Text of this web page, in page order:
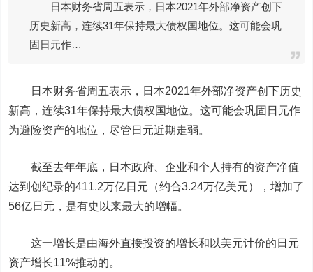
日本财务省周五表示，日本2021年外部净资产创下
历史新高，连续31年保持最大债权国地位。这可能会巩
固日元作…
日本财务省周五表示，日本2021年外部净资产创下历史
新高，连续31年保持最大债权国地位。这可能会巩固日元作
为避险资产的地位，尽管日元近期走弱。
截至去年年底，日本政府、企业和个人持有的资产净值
达到创纪录的411.2万亿日元（约合3.24万亿美元），增加了
56亿日元，是有史以来最大的增幅。
这一增长是由海外直接投资的增长和 以美元计价的日元
资产增长11%推动的。